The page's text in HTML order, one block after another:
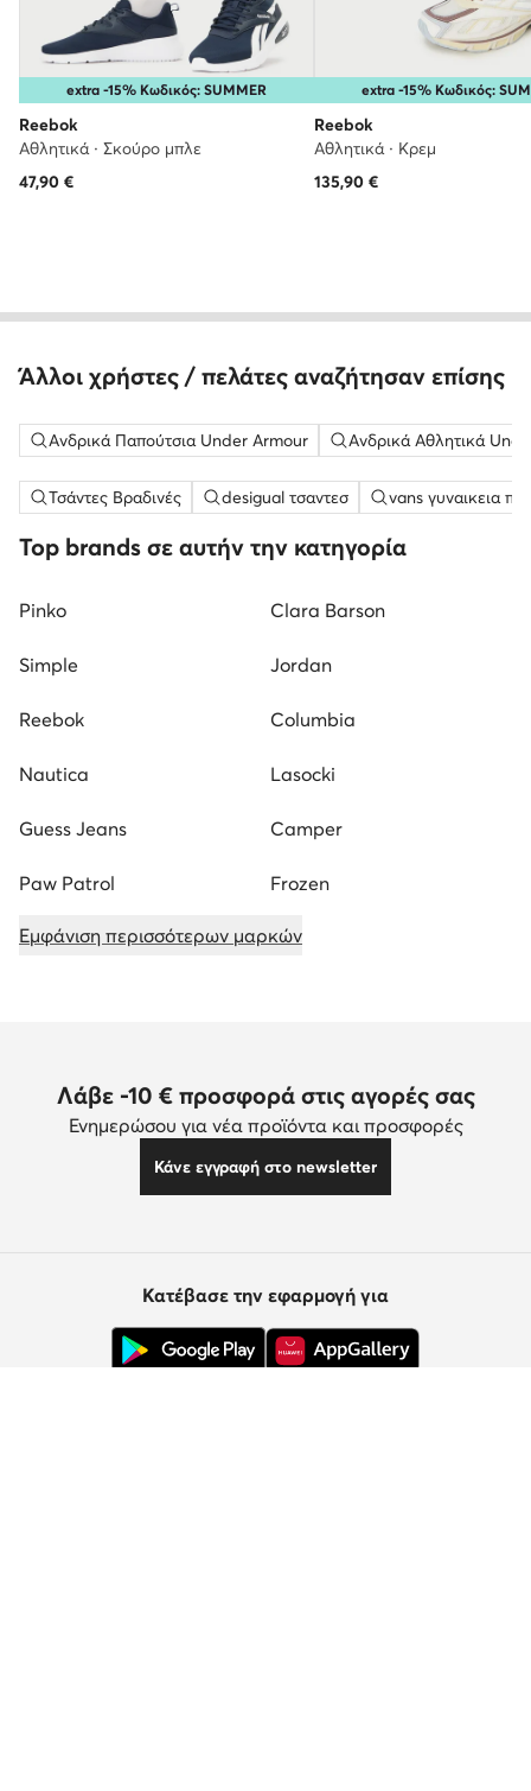
extra -15% Κωδικός: SUMMER
Reebok
Αθλητικά · Σκούρο μπλε
47,90 €
extra -15% Κωδικός:
Reebok
Αθλητικά · Κρεμ
135,90€
Άλλοι χρήστες / πελάτες αναζήτησαν επίσης
Ανδρικά Παπούτσια Under Armour Ανδρικά Αθλητικά
Τσάντες Βραδινές desigual τσαντεσ vans γυναικεια
Top brands σε αυτήν την κατηγορία
Pinko Clara Barson
Simple Jordan
Reebok Columbia
Nautica Lasocki
Guess Jeans Camper
Paw Patrol Frozen
Εμφάνιση περισσότερων μαρκών
Λάβε -10 € προσφορά στις αγορές σας
Ενημερώσου για νέα προϊόντα και προσφορές
Κάνε εγγραφή στο newsletter
Κατέβασε την εφαρμογή για